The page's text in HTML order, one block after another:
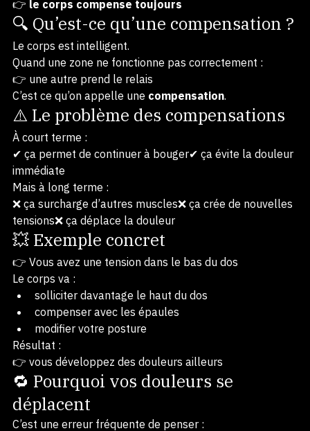
Valenciennes, une réalité est essentielle :
👉
le corps compense toujours
🔍 Qu’est-ce qu’une compensation ?
Le corps est intelligent.
Quand une zone ne fonctionne pas correctement :
👉 une autre prend le relais
C’est ce qu’on appelle une compensation.
⚠️ Le problème des compensations
À court terme :
✔ ça permet de continuer à bouger✔ ça évite la douleur
immédiate
Mais à long terme :
❌ ça surcharge d’autres muscles❌ ça crée de nouvelles
tensions❌ ça déplace la douleur
💥 Exemple concret
👉 Vous avez une tension dans le bas du dos
Le corps va :
solliciter davantage le haut du dos
compenser avec les épaules
modifier votre posture
Résultat :
👉 vous développez des douleurs ailleurs
🔁 Pourquoi vos douleurs se
déplacent